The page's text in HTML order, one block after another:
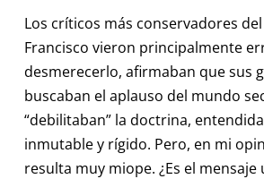
Los críticos más conservadores
Francisco vieron principalmente
desmerecerlo, afirmaban que sus
buscaban el aplauso del mundo
“debilitaban” la doctrina,
inmutable y rígido. Pero, en mi
resulta muy miope. ¿Es el